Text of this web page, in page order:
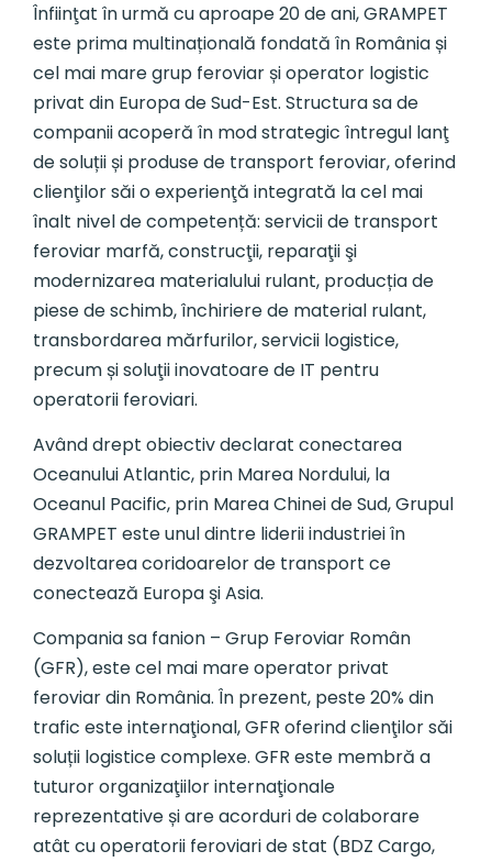
Înfiinţat în urmă cu aproape 20 de ani, GRAMPET
este prima multinațională fondată în România și
cel mai mare grup feroviar și operator logistic
privat din Europa de Sud-Est. Structura sa de
companii acoperă în mod strategic întregul lanţ
de soluții și produse de transport feroviar, oferind
clienţilor săi o experienţă integrată la cel mai
înalt nivel de competență: servicii de transport
feroviar marfă, construcţii, reparaţii şi
modernizarea materialului rulant, producția de
piese de schimb, închiriere de material rulant,
transbordarea mărfurilor, servicii logistice,
precum și soluţii inovatoare de IT pentru
operatorii feroviari.
Având drept obiectiv declarat conectarea
Oceanului Atlantic, prin Marea Nordului, la
Oceanul Pacific, prin Marea Chinei de Sud, Grupul
GRAMPET este unul dintre liderii industriei în
dezvoltarea coridoarelor de transport ce
conectează Europa şi Asia.
Compania sa fanion – Grup Feroviar Român
(GFR), este cel mai mare operator privat
feroviar din România. În prezent, peste 20% din
trafic este internaţional, GFR oferind clienţilor săi
soluții logistice complexe. GFR este membră a
tuturor organizaţiilor internaţionale
reprezentative și are acorduri de colaborare
atât cu operatorii feroviari de stat (BDZ Cargo,